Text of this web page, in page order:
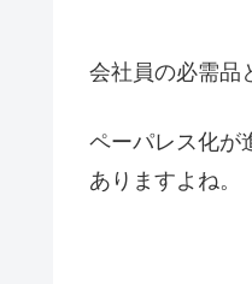
会社員の必需品
ペーパレス化が
ありますよね。